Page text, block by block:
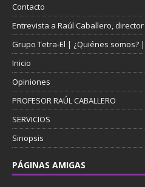
Contacto
Entrevista a Raúl Caballero,
Grupo Tetra-El | ¿Quiénes somos?
Inicio
Opiniones
PROFESOR RAÚL CABALLERO
SERVICIOS
Sinopsis
PÁGINAS AMIGAS